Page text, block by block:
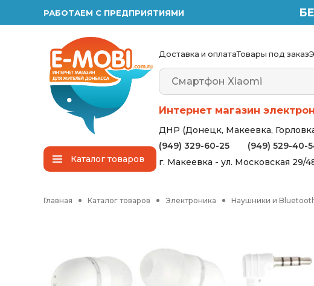
РАБОТАЕМ С ПРЕДПРИЯТИЯМИ
Каталогтоваров
Доставка и оплатаТовары под заказ
Интернет магазин
ДНР (Донецк, Макеевка,
(949) 329-60-25
(949) 529-40-
г. Макеевка - ул. Московская 29/
Главная Каталог товаров Электроника Наушники и